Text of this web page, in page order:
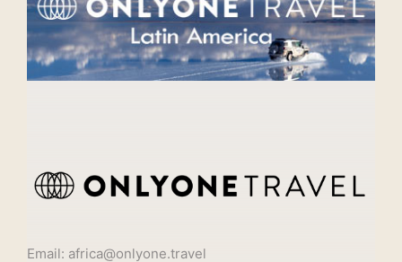
Email: africa@onlyone.travel